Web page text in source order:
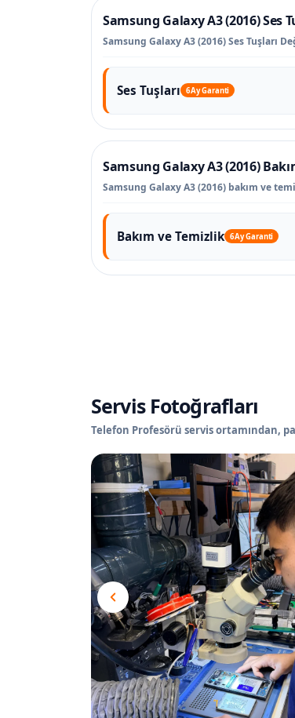
Samsung Galaxy A3 (2016) Ses
Samsung Galaxy A3 (2016) Ses Tuşları
Ses Tuşları 6 Ay Garanti
Samsung Galaxy A3 (2016)
Samsung Galaxy A3 (2016) bakım ve
Bakım ve Temizlik 6 Ay Garanti
Servis Fotoğrafları
Telefon Profesörü servis ortamından,